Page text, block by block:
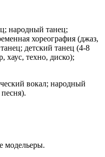
народный танец;
хореография (джаз,
детский танец (4-8
хаус, техно, диско);
вокал; народный
модельеры.